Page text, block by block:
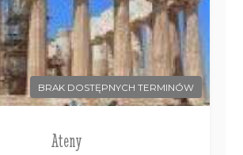
BRAK DOSTĘPNYCH TERMINÓW
Ateny